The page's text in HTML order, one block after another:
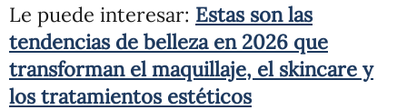
Le puede interesar: Estas son las
tendencias de belleza en 2026 que
transforman el maquillaje, el skincare y
los tratamientos estéticos